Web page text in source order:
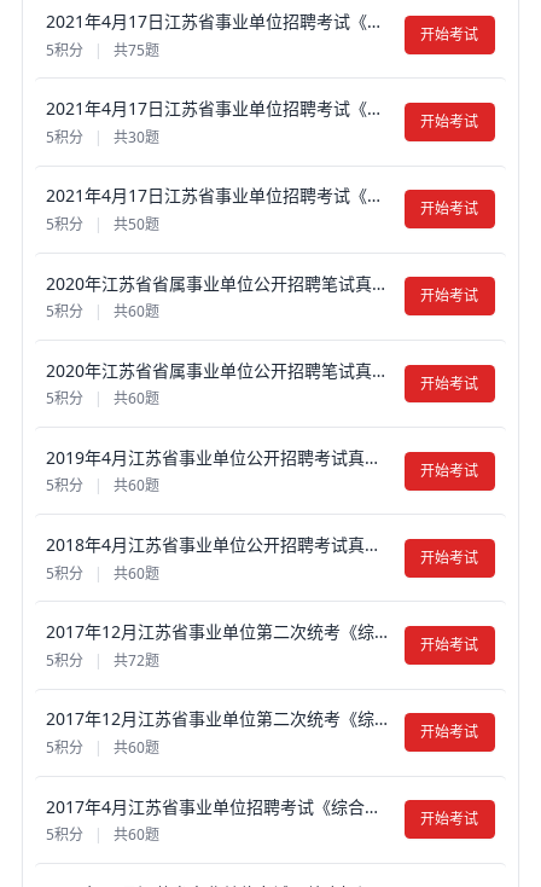
2021年4月17日江苏省事业单位招聘考试《综合知识和能力素质》（专技岗客观题）-计算机类真题试卷及答案【含解析】
5积分 | 共75题
开始考试
2021年4月17日江苏省事业单位招聘考试《综合知识和能力素质》真题试卷及答案【含解析】（工勤岗客观题）
5积分 | 共30题
开始考试
2021年4月17日江苏省事业单位招聘考试《综合知识和能力素质》真题试卷及答案【含解析】（管理岗客观题）
5积分 | 共50题
开始考试
2020年江苏省省属事业单位公开招聘笔试真题试卷及答案【含解析】（专技岗客观题）
5积分 | 共60题
开始考试
2020年江苏省省属事业单位公开招聘笔试真题试卷及答案【含解析】（管理岗客观题）
5积分 | 共60题
开始考试
2019年4月江苏省事业单位公开招聘考试真题试卷及答案【含解析】（管理类客观题部分）
5积分 共60题
开始考试
2018年4月江苏省事业单位公开招聘考试真题试卷及答案【含解析】（管理类客观题部分）
5积分 | 共60题
开始考试
2017年12月江苏省事业单位第二次统考《综合知识和能力素质》题客观题部分真题试卷及答案【含解析】（通用类专业技术类）
5积分 | 共72题
开始考试
2017年12月江苏省事业单位第二次统考《综合知识和能力素质》题客观题部分真题试卷及答案【含解析】（管理类）
5积分 | 共60题
开始考试
2017年4月江苏省事业单位招聘考试《综合知识和能力素质》真题试卷及答案【含解析】（客观题）
5积分 | 共60题
开始考试